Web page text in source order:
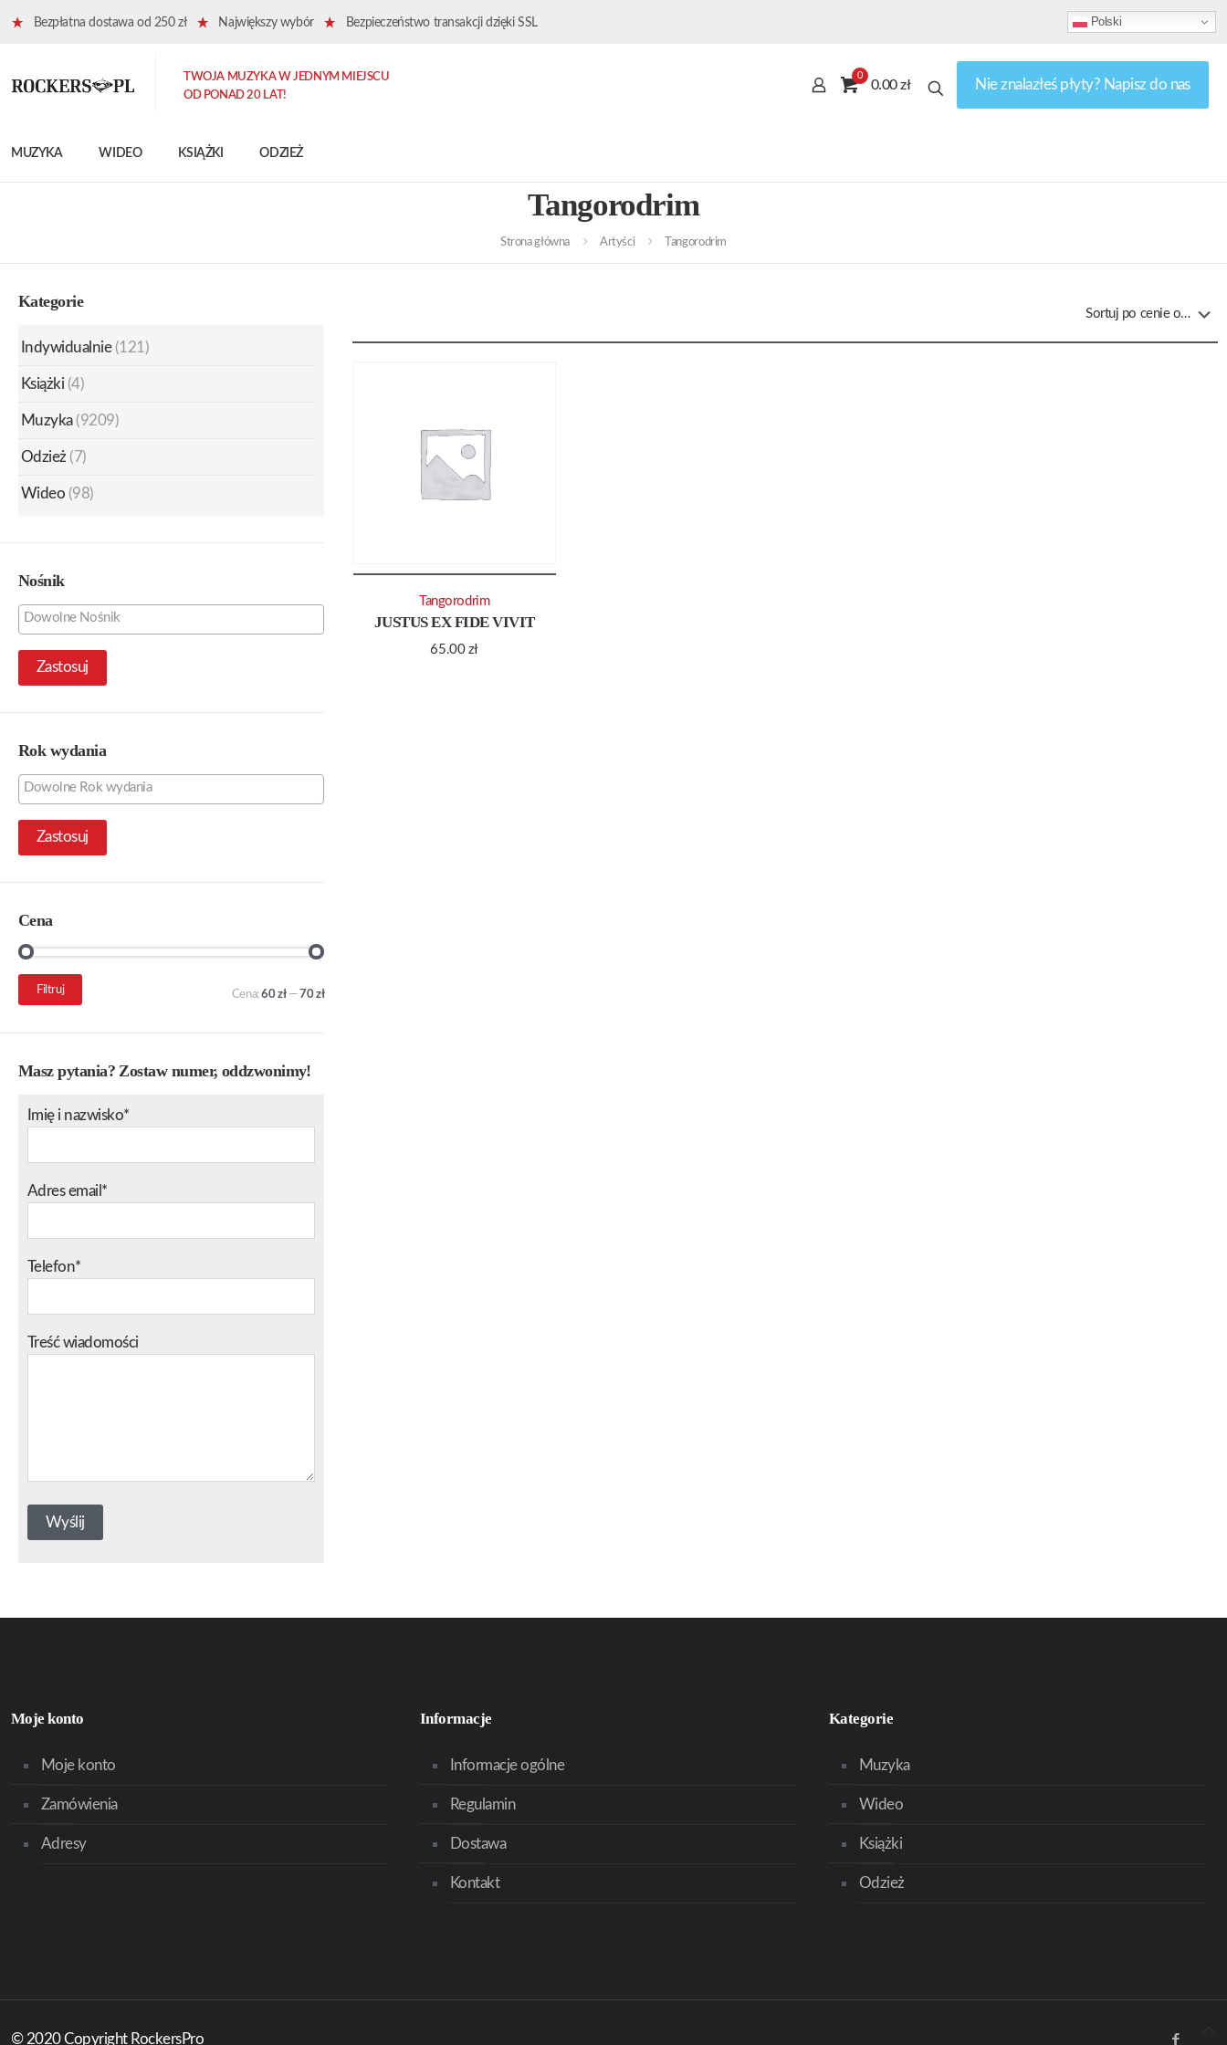
Bezpłatna dostawa od 250 zł Największy wybór Bezpieczeństwo transakcji dzięki SSL Polski
MUZYKA WIDEO KSIĄŻKI ODZIEŻ
TWOJA MUZYKA W JEDNYM MIEJSCU
OD PONAD 20 LAT!
0
0.00 zł Nie znalazłeś płyty? Napisz do nas
Tangorodrim
Strona główna Artyści Tangorodrim
JUSTUS EX FIDE VIVIT
65.00 zł
Tangorodrim
Kategorie
Indywidualnie (121)
Książki (4)
Muzyka (9209)
Odzież (7)
Wideo (98)
Nośnik
Zastosuj
Rok wydania
Zastosuj
Cena
Cena
min.
Cena
maks.
Filtruj Cena:60 zł— 70 zł
Masz pytania? Zostaw numer, oddzwonimy!
Imię i nazwisko*
Adres email*
Telefon*
Treść wiadomości
Moje konto
Moje konto
Zamówienia
Adresy
Informacje
Informacje ogólne
Regulamin
Dostawa
Kontakt
Kategorie
Muzyka
Wideo
Książki
Odzież
© 2020 Copyright RockersPro